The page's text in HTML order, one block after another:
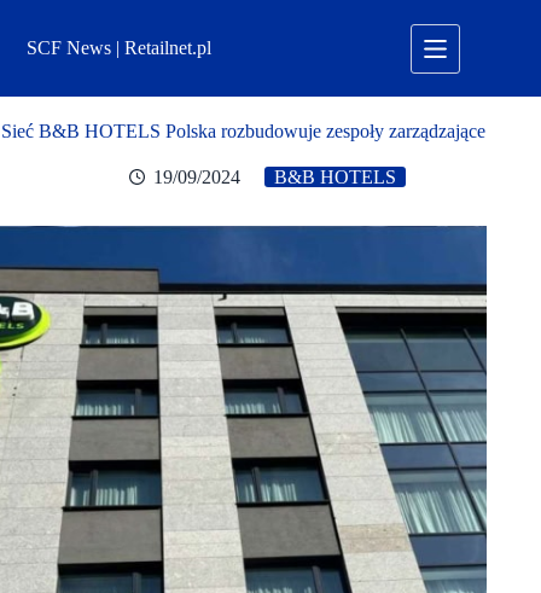
treściSCF News | Retailnet.pl
Sieć B&B HOTELS Polska rozbudowuje zespoły zarządzające
19/09/2024 B&B HOTELS